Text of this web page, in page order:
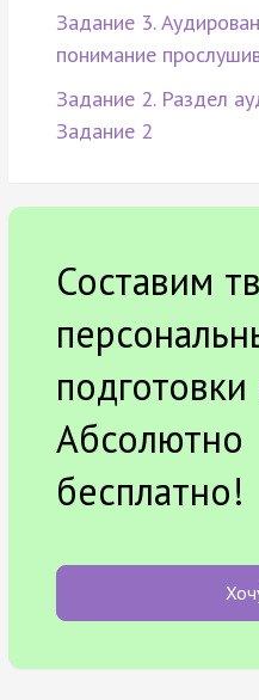
Задание 3.
понимание
Задание 2. Раздел
Задание 2
Составим
Абсолютно
бесплатно!